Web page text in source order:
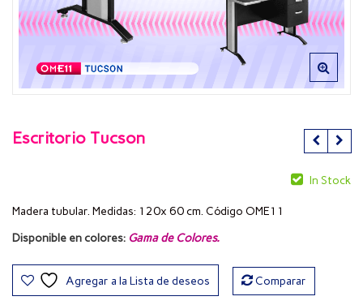
Escritorio Tucson
In Stock
Madera tubular. Medidas: 120x 60 cm. Código OME11
Disponible en colores: Gama de Colores.
Agregar a la Lista de deseos Comparar